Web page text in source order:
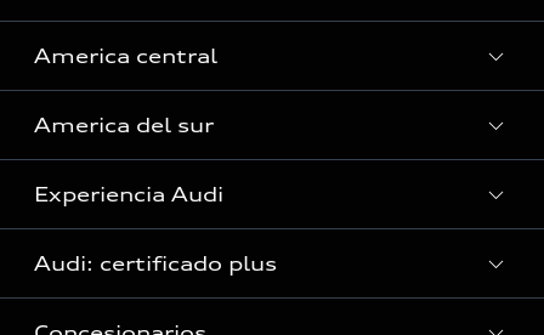
Curazao
Guadalupe
America central
Costa Rica
El Salvador
Guatemala
America del sur
Argentina
Brasil
Experiencia Audi
Audi Exclusive
Audi: certificado plus